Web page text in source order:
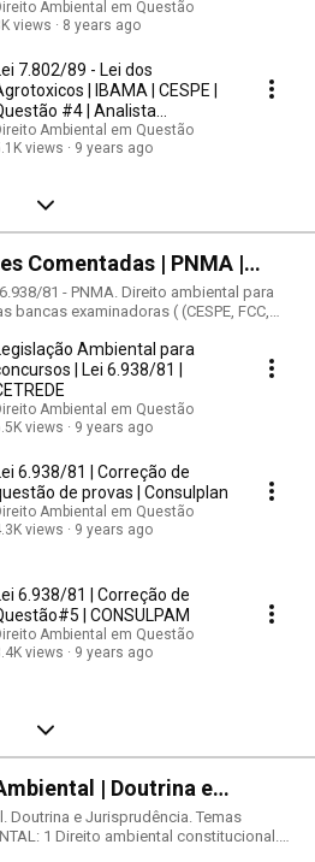
Ambiental em Questão
views
8 years ago
7.802/89 - Lei dos
| IBAMA | CESPE |
#4 | Analista
Ambiental em Questão
views
9 years ago
Comentadas | PNMA |
Ambiente
81 - PNMA. Direito ambiental para
examinadoras ( (CESPE, FCC,
9. Legislação Ambiental,
diretrizes nacionais para o
Nacional do Meio Ambiente: objetivos
Nacional do Meio Ambiente:
Nacional de Meio
finalidades e competências. - Lei Nº
Ambiente); - 10.8 Leinº 6.938/1981 e
- 1.1. Política Nacional
6.938/81 e suas alterações (se houver).
Ambiente: Leis n° 6.938 /81 e
Ambiental para
| Lei 6.938/81 |
Ambiental em Questão
views
9 years ago
6.938/81 | Correção de
de provas | Consulplan
Ambiental em Questão
views
9 years ago
6.938/81 | Correção de
| CONSULPAM
Ambiental em Questão
views
9 years ago
| Doutrina e
e Jurisprudência. Temas
1 Direito ambiental constitucional.